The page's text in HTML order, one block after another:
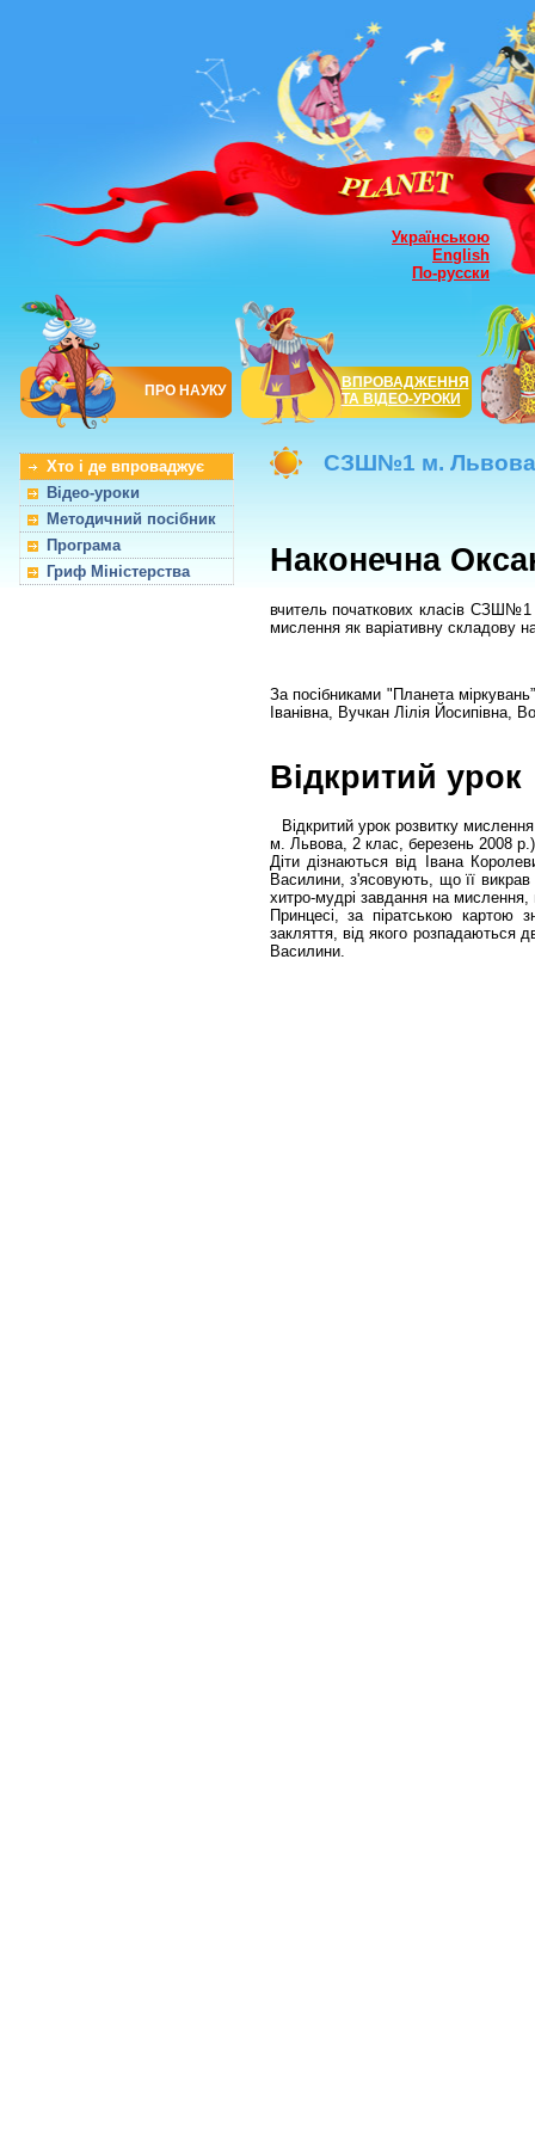
Українською
English
По-русски
ПРО НАУКУ
ВПРОВАДЖЕННЯ
ТА ВІДЕО-УРОКИ
Хто і де впроваджує
Відео-уроки
Методичний посібник
Програма
Гриф Міністерства
СЗШ№1 м. Львова
Наконечна
вчитель початкових класів СЗШ№1
мислення як варіативну складову
За посібниками "Планета
Іванівна, Вучкан Лілія Йосипівна,
Відкритий урок
Відкритий урок розвитку
м. Львова, 2 клас, березень 2008 р.)
Діти дізнаються від Івана
Василини, з'ясовують, що її
хитро-мудрі завдання на
Принцесі, за піратською картою
закляття, від якого розпадаються
Василини.